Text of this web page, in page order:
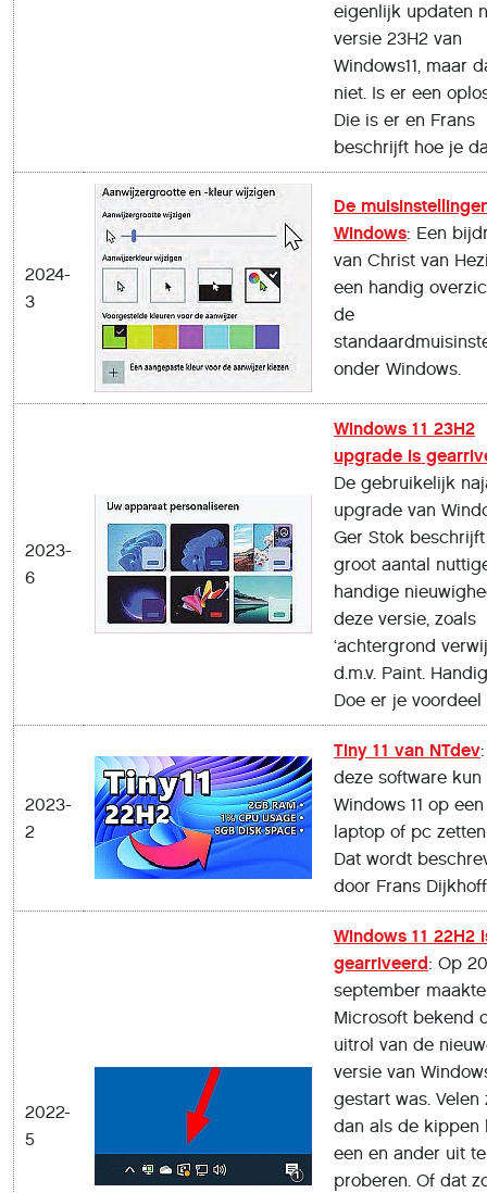
eigenlijk updaten
versie 23H2 van
Windows11, maar
niet. Is er een
Die is er en Frans
beschrijft hoe je
2024-
3
De
Windows: Een
van Christ van
een handig
de
onder Windows.
2023-
6
Windows 11 23H2
upgrade is
De gebruikelijk
upgrade van
Ger Stok
groot aantal
handige
deze versie, zoals
‘achtergrond
d.m.v. Paint.
Doe er je voordeel
2023-
2
Tiny 11 van NTdev
deze software kun
Windows 11 op
laptop of pc
Dat wordt
door Frans
2022-
5
Windows 11 22H2
gearriveerd : Op 20
september maakte
Microsoft bekend
uitrol van de
versie van
gestart was. Velen
dan als de kippen
een en ander uit te
proberen. Of dat